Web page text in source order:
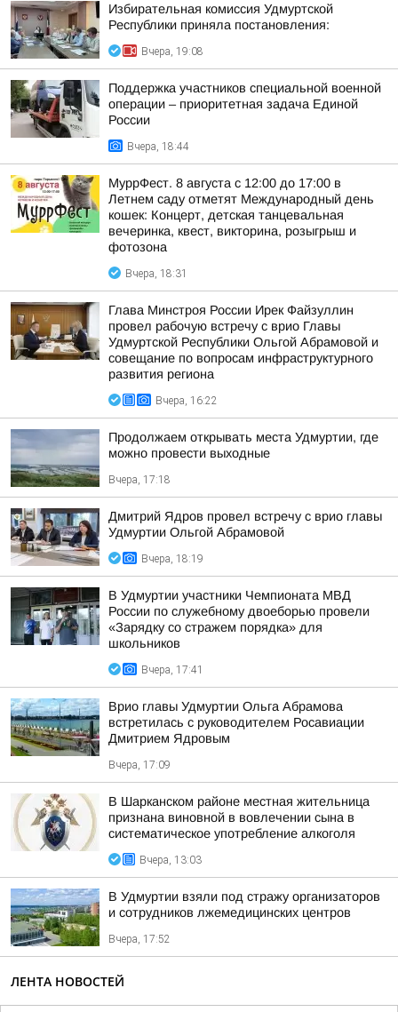
Избирательная комиссия Удмуртской
Республики приняла постановления:
Вчера, 19:08
Поддержка участников специальной военной
операции – приоритетная задача Единой
России
Вчера, 18:44
МуррФест. 8 августа с 12:00 до 17:00 в
Летнем саду отметят Международный день
кошек: Концерт, детская танцевальная
вечеринка, квест, викторина, розыгрыш и
фотозона
Вчера, 18:31
Глава Минстроя России Ирек Файзуллин
провел рабочую встречу с врио Главы
Удмуртской Республики Ольгой Абрамовой и
совещание по вопросам инфраструктурного
развития региона
Вчера, 16:22
Продолжаем открывать места Удмуртии, где
можно провести выходные
Вчера, 17:18
Дмитрий Ядров провел встречу с врио главы
Удмуртии Ольгой Абрамовой
Вчера, 18:19
В Удмуртии участники Чемпионата МВД
России по служебному двоеборью провели
«Зарядку со стражем порядка» для
школьников
Вчера, 17:41
Врио главы Удмуртии Ольга Абрамова
встретилась с руководителем Росавиации
Дмитрием Ядровым
Вчера, 17:09
В Шарканском районе местная жительница
признана виновной в вовлечении сына в
систематическое употребление алкоголя
Вчера, 13:03
В Удмуртии взяли под стражу организаторов
и сотрудников лжемедицинских центров
Вчера, 17:52
ЛЕНТА НОВОСТЕЙ